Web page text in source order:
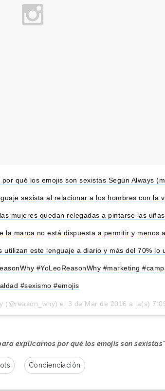
qué los emojis son sexistas Según Always
sexista al relacionar a los hombres con la
mujeres quedan relegadas a pintarse las
la marca no está dispuesta a permitir y menos
utilizan este lenguaje a diario y más del 70% lo
#YoLeoReasonWhy #marketing
#sexismo #emojis
(@reason_why) el 3 de Mar de 2016 a la(s) 7:09
explicarnos por qué los emojis son sexistas"
Concienciación